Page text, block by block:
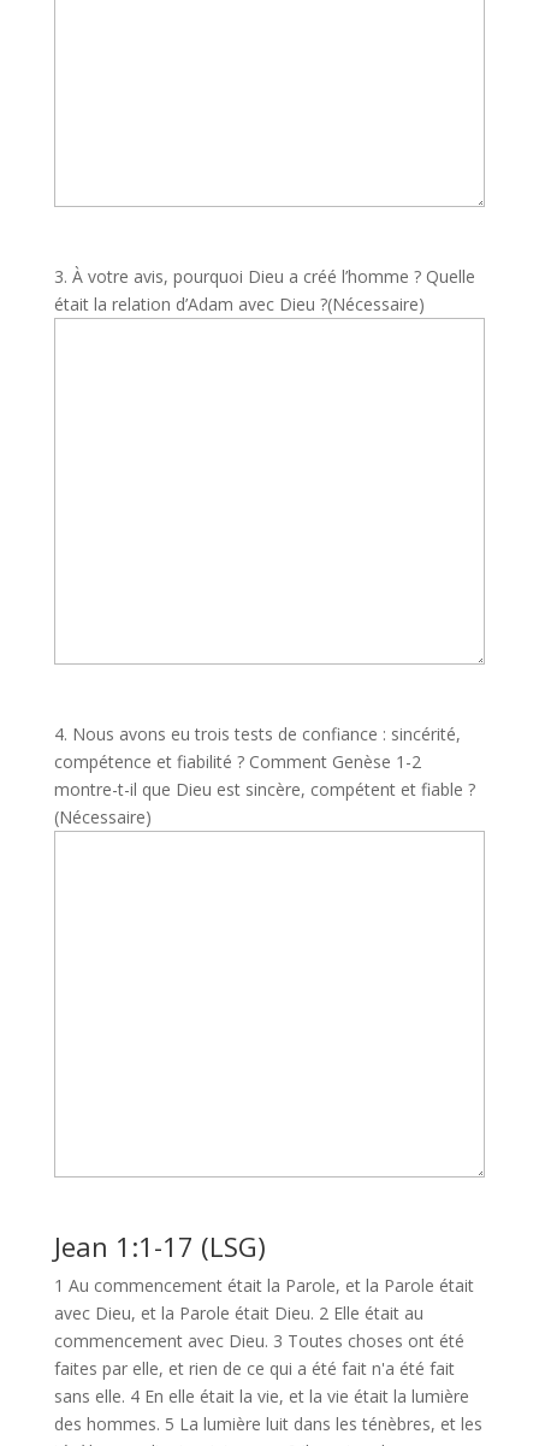
3. À votre avis, pourquoi Dieu a créé l’homme ? Quelle
était la relation d’Adam avec Dieu ?(Nécessaire)
4. Nous avons eu trois tests de confiance : sincérité,
compétence et fiabilité ? Comment Genèse 1-2
montre-t-il que Dieu est sincère, compétent et fiable ?
(Nécessaire)
Jean 1:1-17 (LSG)
1 Au commencement était la Parole, et la Parole était
avec Dieu, et la Parole était Dieu. 2 Elle était au
commencement avec Dieu. 3 Toutes choses ont été
faites par elle, et rien de ce qui a été fait n'a été fait
sans elle. 4 En elle était la vie, et la vie était la lumière
des hommes. 5 La lumière luit dans les ténèbres, et les